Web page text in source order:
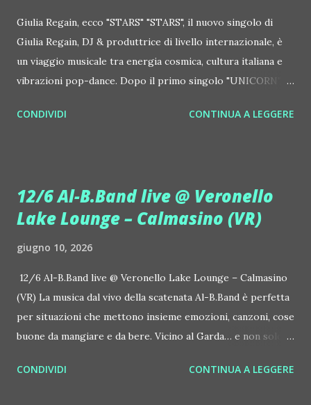
Giulia Regain, ecco "STARS" "STARS", il nuovo singolo di
Giulia Regain, DJ & produttrice di livello internazionale, è
un viaggio musicale tra energia cosmica, cultura italiana e
vibrazioni pop-dance. Dopo il primo singolo "UNICORN",
seconda release intitolata "STARS", interpretata dalla voce
tra Giulia Regain e Dhany, già insieme in precedenti
produzioni come "My Memories" (Universal) e "We Are
connessione universale: un invito a riscoprire la nostra
natura di starseed, figli delle stelle, capaci di portare luce,
creatività ed empatia nel mondo. Con "STARS" Giulia Regain
porta avanti la sua visione musicale che fonde dance
internazionale, a...
CONDIVIDI CONTINUA A LEGGERE
12/6 Al-B.Band live @ Veronello
Lake Lounge – Calmasino (VR)
giugno 10, 2026
12/6 Al-B.Band live @ Veronello Lake Lounge – Calmasino
(VR) La musica dal vivo della scatenata Al-B.Band è perfetta
per situazioni che mettono insieme emozioni, canzoni, cose
buone da mangiare e da bere. Vicino al Garda… e non solo. Il
Calmasino (VR, Via Veronello 7), al fresco. Si ascolta anche la
CONDIVIDI CONTINUA A LEGGERE